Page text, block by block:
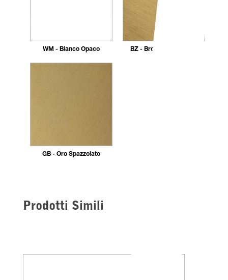
WM - Bianco Opaco BZ - Bronzo Spazzolato
GB - Oro Spazzolato
Prodotti Simili